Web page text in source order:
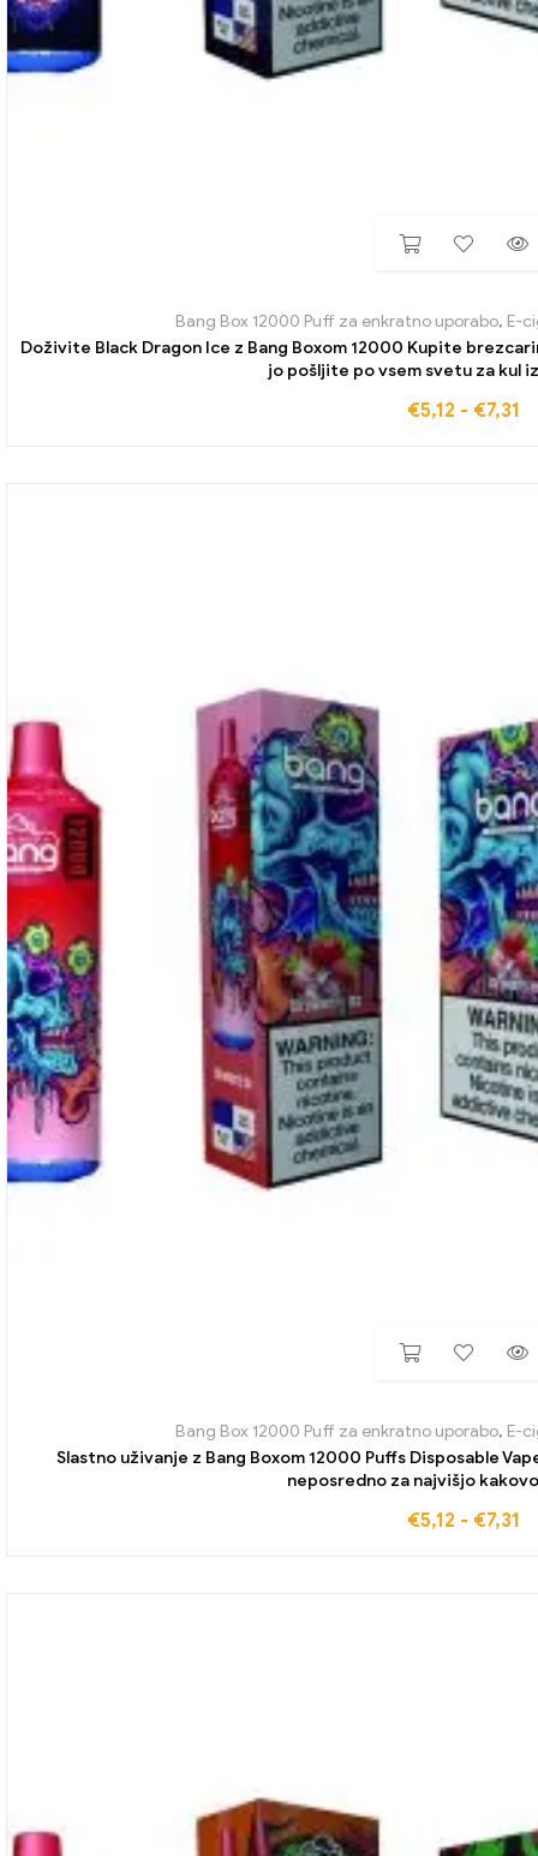
Bang Box 12000 Puff za enkratno uporabo, E-
Doživite Black Dragon Ice z Bang Boxom 12000 Kupite
jo pošljite po vsem svetu za kul
€5,12 - €7,31
Bang Box 12000 Puff za enkratno uporabo, E-
Slastno uživanje z Bang Boxom 12000 Puffs Disposable
neposredno za najvišjo
€5,12 - €7,31